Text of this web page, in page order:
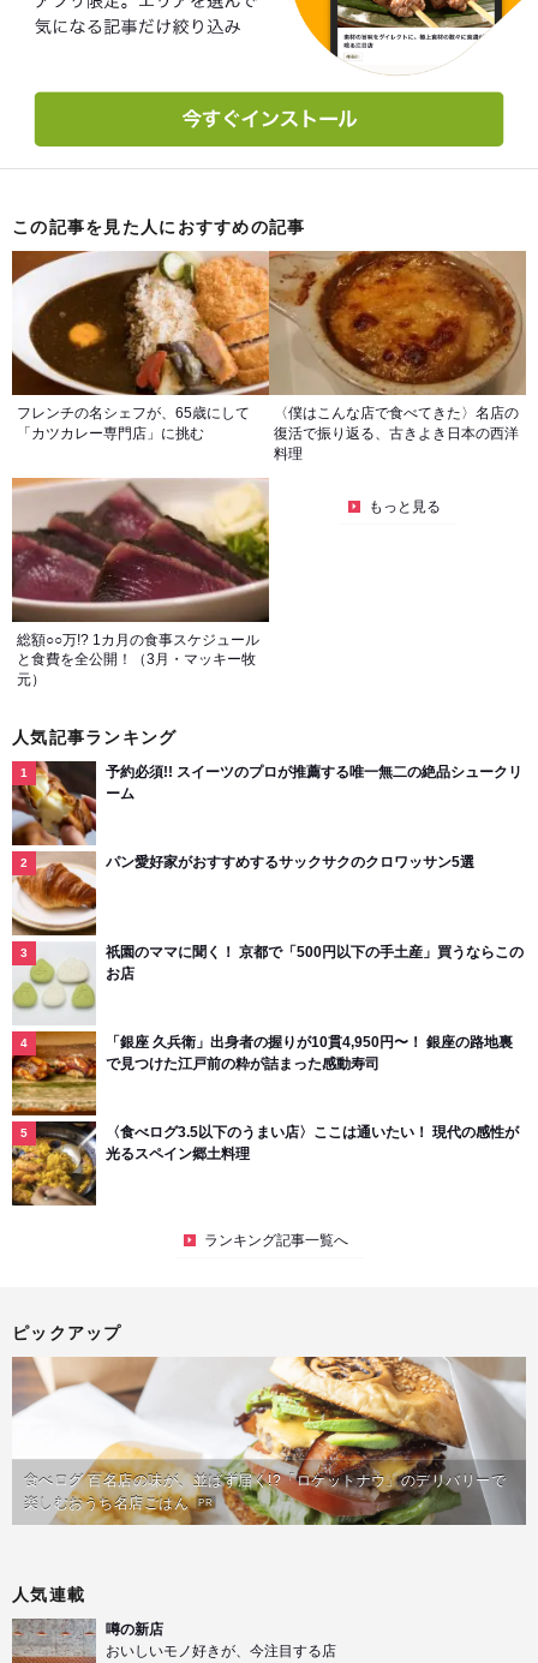
この記事を見た人におすすめの記事
フレンチの名シェフが、65歳にして
「カツカレー専門店」に挑む
〈僕はこんな店で食べてきた〉名店の
復活で振り返る、古きよき日本の西洋
料理
総額○○万!? 1カ月の食事スケジュール
と食費を全公開！（3月・マッキー牧
元）
もっと見る
人気記事ランキング
予約必須!! スイーツのプロが推薦する唯一無二の絶品シュークリ
ーム
パン愛好家がおすすめするサックサクのクロワッサン5選
祇園のママに聞く！ 京都で「500円以下の手土産」買うならこの
お店
「銀座 久兵衛」出身者の握りが10貫4,950円〜！ 銀座の路地裏
で見つけた江戸前の粋が詰まった感動寿司
〈食べログ3.5以下のうまい店〉ここは通いたい！ 現代の感性が
光るスペイン郷土料理
ランキング記事一覧へ
ピックアップ
食べログ 百名店の味が、並ばず届く!?「ロケットナウ」のデリバリーで
楽しむおうち名店ごはん PR
人気連載
噂の新店
おいしいモノ好きが、今注目する店